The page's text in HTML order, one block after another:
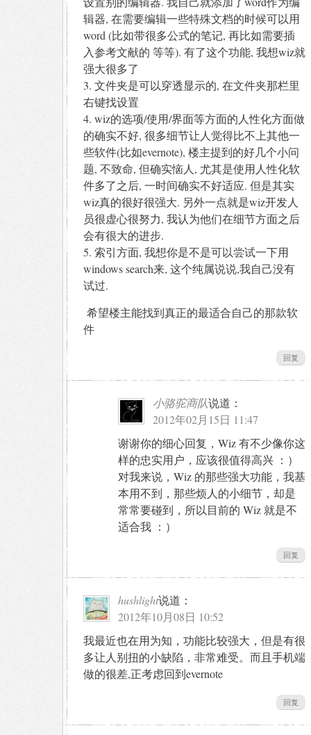
辑器, 在需要编辑一些特殊文档的时候可以用
word (比如带很多公式的笔记, 再比如需要插
入参考文献的 等等). 有了这个功能, 我想wiz就
强大很多了
3. 文件夹是可以穿透显示的, 在文件夹那栏里
右键找设置
4. wiz的选项/使用/界面等方面的人性化方面做
的确实不好, 很多细节让人觉得比不上其他一
些软件(比如evernote), 楼主提到的好几个小问
题, 不致命, 但确实恼人, 尤其是使用人性化软
件多了之后, 一时间确实不好适应. 但是其实
wiz真的很好很强大. 另外一点就是wiz开发人
员很虚心很努力, 我认为他们在细节方面之后
会有很大的进步.
5. 索引方面, 我想你是不是可以尝试一下用
windows search来, 这个纯属说说,我自己没有
试过.
希望楼主能找到真正的最适合自己的那款软
件
回复
小骆驼商队说道：
2012年02月15日 11:47
谢谢你的细心回复，Wiz 有不少像你这
样的忠实用户，应该很值得高兴 ：）
对我来说，Wiz 的那些强大功能，我基
本用不到，那些烦人的小细节，却是
常常要碰到，所以目前的 Wiz 就是不
适合我 ：）
回复
hushlight说道：
2012年10月08日 10:52
我最近也在用为知，功能比较强大，但是有很
多让人别扭的小缺陷，非常难受。而且手机端
做的很差,正考虑回到evernote
回复